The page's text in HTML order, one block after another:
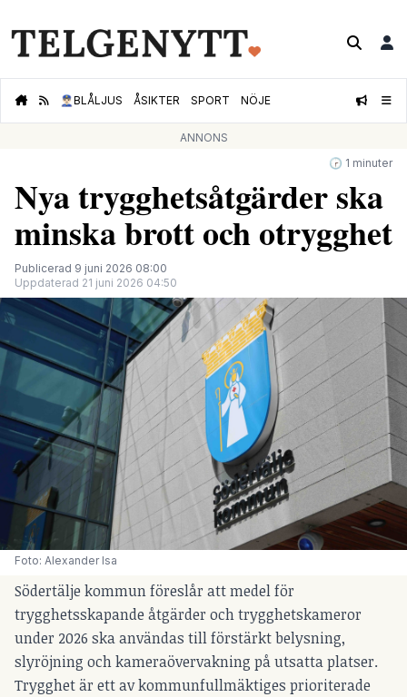
👮🏻‍♂️BLÅLJUS ÅSIKTER SPORT NÖJE
ANNONS
🕝 1 minuter
Nya trygghetsåtgärder ska
minska brott och otrygghet
Publicerad 9 juni 2026 08:00
Uppdaterad 21 juni 2026 04:50
Foto: Alexander Isa
Södertälje kommun föreslår att medel för
trygghetsskapande åtgärder och trygghetskameror
under 2026 ska användas till förstärkt belysning,
slyröjning och kameraövervakning på utsatta platser.
Trygghet är ett av kommunfullmäktiges prioriterade